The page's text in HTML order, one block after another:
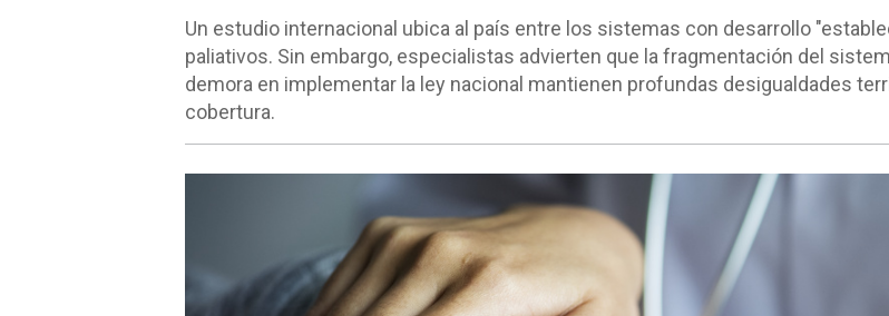
Un estudio internacional ubica al país entre los sistemas con desarrollo
paliativos. Sin embargo, especialistas advierten que la fragmentación del
demora en implementar la ley nacional mantienen profundas desigualdades
cobertura.